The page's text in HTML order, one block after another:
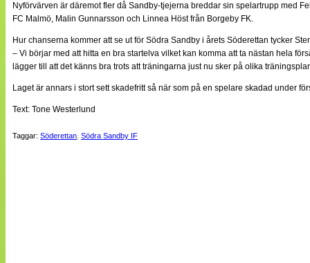
Medlemsbilder
Till klubbkassan
NÄTverket
Split vision
Om oss
Annonsera
Tipsa Damfotboll
Nyförvärven är däremot fler då Sandby-tjejerna breddar sin spelartrupp med
FC Malmö, Malin Gunnarsson och Linnea Höst från Borgeby FK.
Hur chanserna kommer att se ut för Södra Sandby i årets Söderettan tycker
– Vi börjar med att hitta en bra startelva vilket kan komma att ta nästan hela
lägger till att det känns bra trots att träningarna just nu sker på olika
Laget är annars i stort sett skadefritt så när som på en spelare skadad under
Text: Tone Westerlund
Taggar: Söderettan Södra Sandby IF